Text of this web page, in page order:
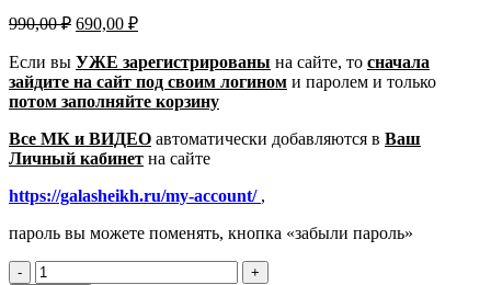
990,00₽ Первоначальная
составляла
990,00 ₽.
690,00 ₽Текущая
690,00 ₽.
Если вы УЖЕ зарегистрированы на сайте, то сначала
зайдите на сайт под своим логином и паролем и только
потом заполняйте корзину
Все МК и ВИДЕО автоматически добавляются в Ваш
Личный кабинет на сайте
https://galasheikh.ru/my-account/ ,
пароль вы можете поменять, кнопка «забыли пароль»
Количество